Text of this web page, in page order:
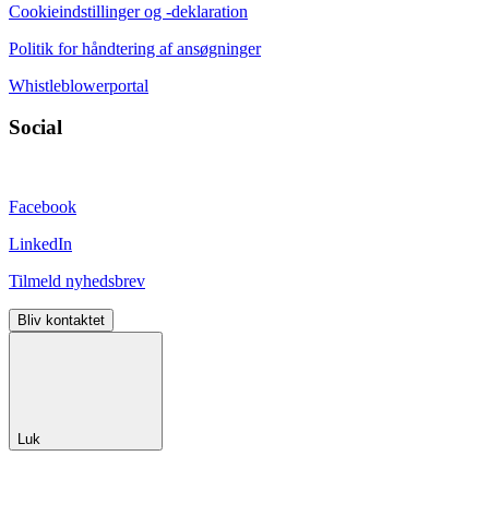
Cookieindstillinger og -deklaration
Politik for håndtering af ansøgninger
Whistleblowerportal
Social
Facebook
LinkedIn
Tilmeld nyhedsbrev
Bliv kontaktet
Luk